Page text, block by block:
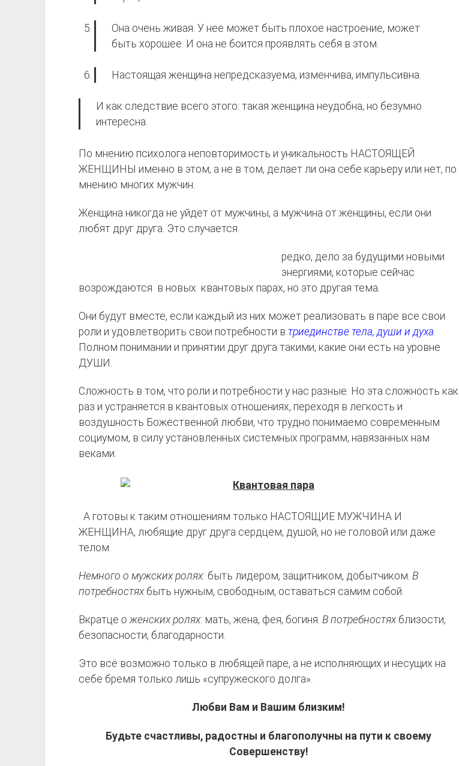
Она очень живая. У нее может быть плохое настроение, может
быть хорошее. И она не боится проявлять себя в этом.
Настоящая женщина непредсказуема, изменчива, импульсивна.
И как следствие всего этого: такая женщина неудобна, но безумно
интересна.
По мнению психолога неповторимость и уникальность НАСТОЯЩЕЙ
ЖЕНЩИНЫ именно в этом, а не в том, делает ли она себе карьеру или нет, по
мнению многих мужчин.
Женщина никогда не уйдет от мужчины, а мужчина от женщины, если они
любят друг друга. Это случается
редко, дело за будущими новыми
энергиями, которые сейчас
возрождаются в новых квантовых парах, но это другая тема.
Они будут вместе, если каждый из них может реализовать в паре все свои
роли и удовлетворить свои потребности в триединстве тела, души и духа.
Полном понимании и принятии друг друга такими, какие они есть на уровне
ДУШИ.
Сложность в том, что роли и потребности у нас разные. Но эта сложность как
раз и устраняется в квантовых отношениях, переходя в легкость и
воздушность Божественной любви, что трудно понимаемо современным
социумом, в силу установленных системных программ, навязанных нам
веками.
А готовы к таким отношениям только НАСТОЯЩИЕ МУЖЧИНА И
ЖЕНЩИНА, любящие друг друга сердцем, душой, но не головой или даже
телом.
Немного о мужских ролях: быть лидером, защитником, добытчиком. В
потребностяхбыть нужным, свободным, оставаться самим собой.
Вкратце о женских ролях: мать, жена, фея, богиня. В потребностяхблизости,
безопасности, благодарности.
Это всё возможно только в любящей паре, а не исполняющих и несущих на
себе бремя только лишь «супружеского долга».
Любви Вам и Вашим близким!
Будьте счастливы, радостны и благополучны на пути к своему
Совершенству!